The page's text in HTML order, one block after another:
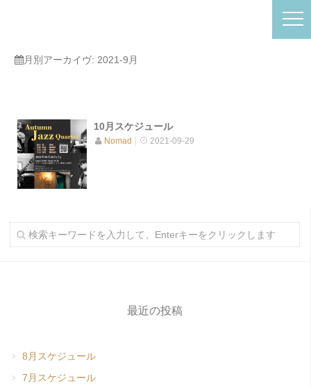
月別アーカイヴ: 2021-9月
10月スケジュール
Nomad 2021-09-29
最近の投稿
8月スケジュール
7月スケジュール